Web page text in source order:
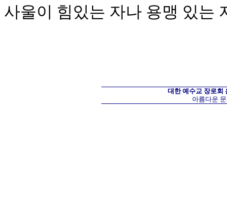
사울이 힘있는 자나 용맹 있는
대한 예수교 장로회
아름다운